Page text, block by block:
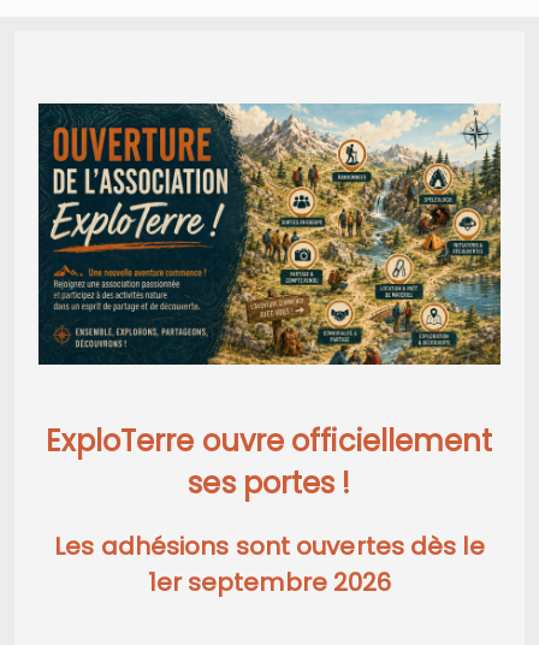
ExploTerre ouvre officiellement
ses portes !
Les adhésions sont ouvertes dès le
1er septembre 2026